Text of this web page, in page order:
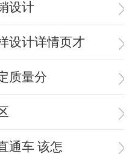
设计
设计详情页才
质量分
通车 该怎